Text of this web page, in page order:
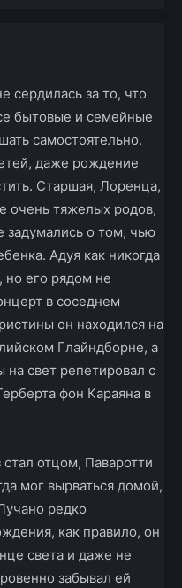
сердилась за то, что
бытовые и семейные
самостоятельно.
даже рождение
Старшая, Лоренца,
очень тяжелых родов,
задумались о том, чью
Адуя как никогда
его рядом не
в соседнем
он находился на
Глайндборне, а
свет репетировал с
фон Караяна в
отцом, Паваротти
мог вырваться домой,
редко
как правило, он
света и даже не
забывал ей